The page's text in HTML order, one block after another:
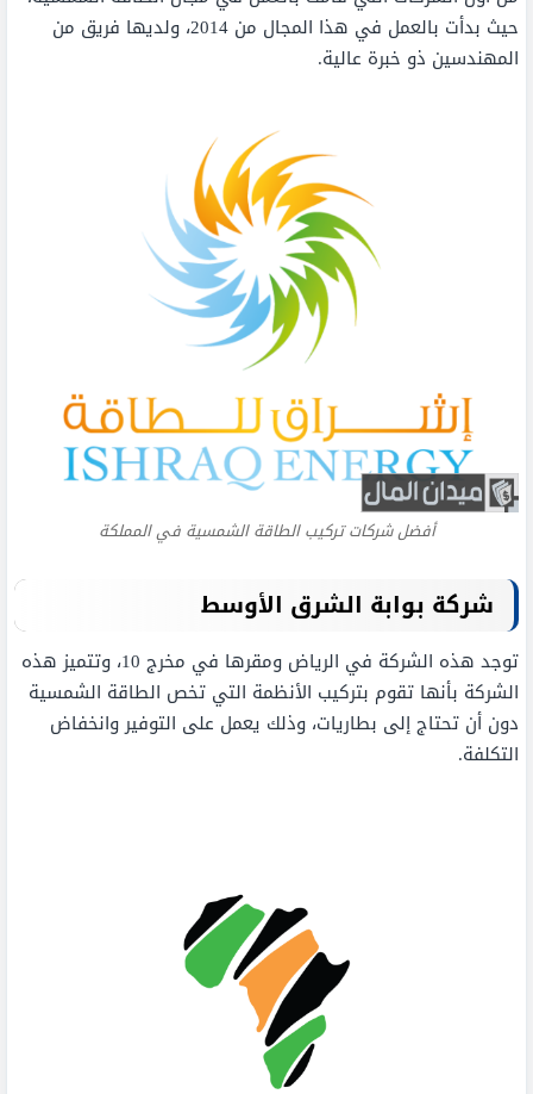
حيث بدأت بالعمل في هذا المجال من 2014، ولديها فريق من
المهندسين ذو خبرة عالية.
أفضل شركات تركيب الطاقة الشمسية في المملكة
شركة بوابة الشرق الأوسط
توجد هذه الشركة في الرياض ومقرها في مخرج 10، وتتميز هذه
الشركة بأنها تقوم بتركيب الأنظمة التي تخص الطاقة الشمسية
دون أن تحتاج إلى بطاريات، وذلك يعمل على التوفير وانخفاض
التكلفة.